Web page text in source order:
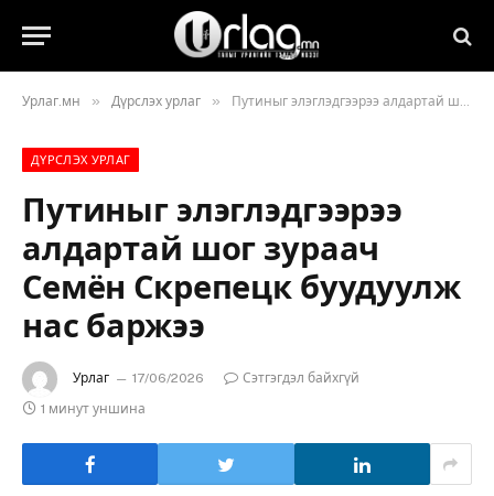
Урлаг.мн » Дүрслэх урлаг » Путиныг элэглэдгээрээ алдартай шог зураач Семён Скрепецк буудуулж нас баржээ
ДҮРСЛЭХ УРЛАГ
Путиныг элэглэдгээрээ
алдартай шог зураач
Семён Скрепецк буудуулж
нас баржээ
Урлаг 17/06/2026
Сэтгэгдэл байхгүй
1 минут уншина